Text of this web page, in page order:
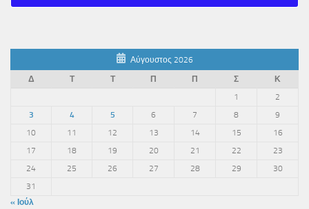
Αύγουστος 2026
Δ
Τ Τ Π Π Σ
Κ
1
2
3
4 5 6 7 8
9
10
11 12 13 14 15
16
17
18 19 20 21 22
23
24
25 26 27 28 29
30
31
« Ιούλ